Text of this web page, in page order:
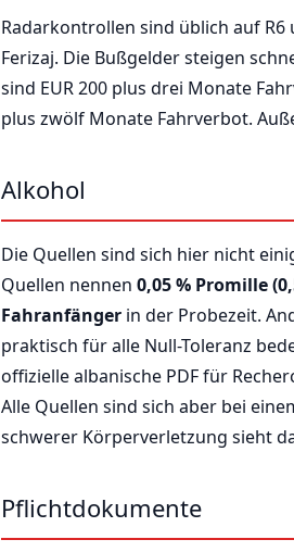
Radarkontrollen sind üblich auf
Ferizaj. Die Bußgelder steigen
sind EUR 200 plus drei Monate
plus zwölf Monate Fahrverbot.
Alkohol
Die Quellen sind sich hier nicht
Quellen nennen 0,05 % Promille
Fahranfänger in der Probezeit.
praktisch für alle Null-Toleranz
offizielle albanische PDF für
Alle Quellen sind sich aber bei
schwerer Körperverletzung sieht
Pflichtdokumente